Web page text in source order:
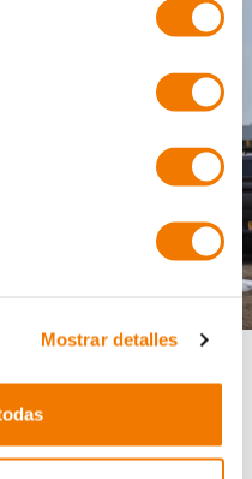
Mostrar detalles
dass Fristen eingehalten